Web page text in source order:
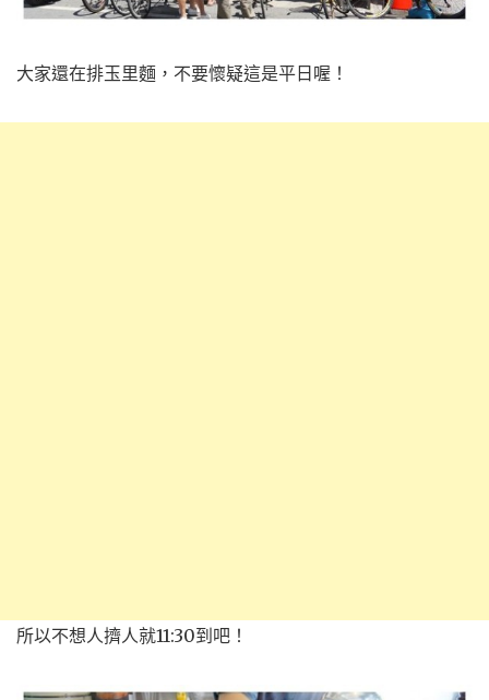
大家還在排玉里麵，不要懷疑這是平日喔！
所以不想人擠人就11:30到吧！